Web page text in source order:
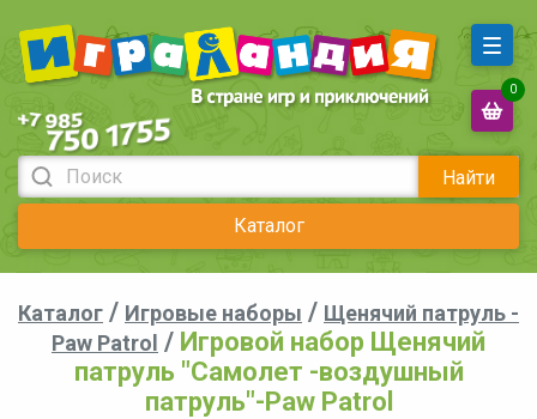
Найти
Каталог
0
Каталог / Игровые наборы / Щенячий патруль -
Paw Patrol / Игровой набор Щенячий
патруль "Самолет -воздушный
патруль"-Paw Patrol